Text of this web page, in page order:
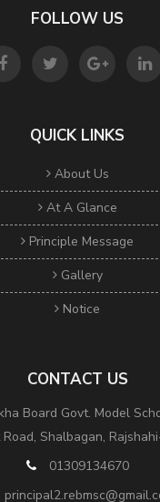
FOLLOW US
QUICK LINKS
About Us
At A Glance
Principle Message
Gallery
Notice
CONTACT US
Board Govt. Model
Shalbagan,
01309134670